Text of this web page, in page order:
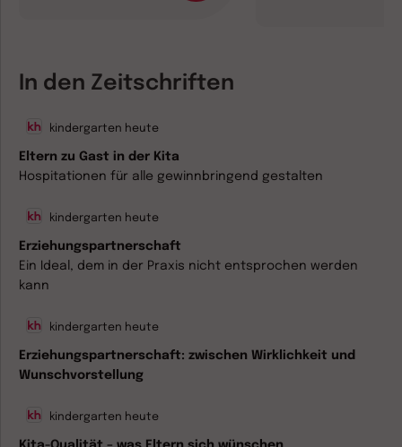
In den Zeitschriften
kindergarten heute
Eltern zu Gast in der Kita
Hospitationen für alle gewinnbringend gestalten
kindergarten heute
Erziehungspartnerschaft
Ein Ideal, dem in der Praxis nicht entsprochen werden
kann
kindergarten heute
Erziehungspartnerschaft: zwischen Wirklichkeit und
Wunschvorstellung
kindergarten heute